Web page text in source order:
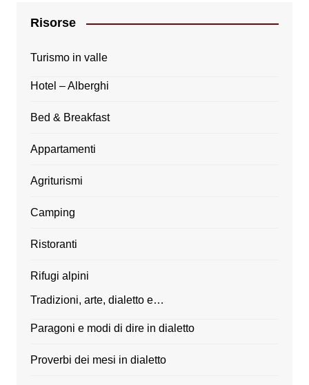
Risorse
Turismo in valle
Hotel – Alberghi
Bed & Breakfast
Appartamenti
Agriturismi
Camping
Ristoranti
Rifugi alpini
Tradizioni, arte, dialetto e…
Paragoni e modi di dire in dialetto
Proverbi dei mesi in dialetto